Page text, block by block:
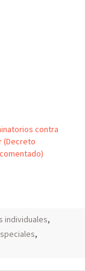
contra
(Decreto
individuales,
,